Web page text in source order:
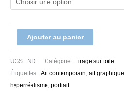
Ajouter au panier
UGS : ND Catégorie :Tirage sur toile
Étiquettes :Art contemporain,art graphique
hyperréalisme,portrait